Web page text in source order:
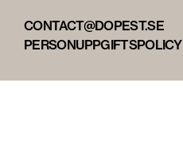
CONTACT@DOPEST.SE
PERSONUPPGIFTSPOLICY